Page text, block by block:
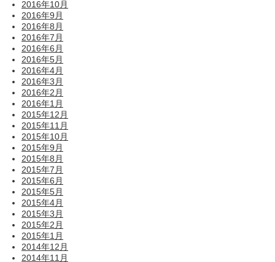
2016年10月
2016年9月
2016年8月
2016年7月
2016年6月
2016年5月
2016年4月
2016年3月
2016年2月
2016年1月
2015年12月
2015年11月
2015年10月
2015年9月
2015年8月
2015年7月
2015年6月
2015年5月
2015年4月
2015年3月
2015年2月
2015年1月
2014年12月
2014年11月